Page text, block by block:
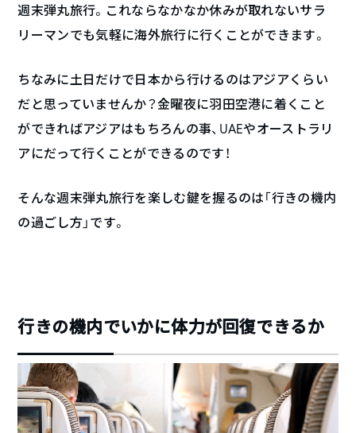
週末弾丸旅行。これならなかなか休みが取れないサラ
リーマンでも気軽に海外旅行に行くことができます。
ちなみに土日だけで日本から行けるのはアジアくらい
だと思っていませんか？金曜夜に羽田空港に着くこと
ができればアジアはもちろんの事、UAEやオーストラリ
アにだって行くことができるのです！
そんな週末弾丸旅行を楽しむ鍵を握るのは「行きの機内
の過ごし方」です。
行きの機内でいかに体力が回復できるか